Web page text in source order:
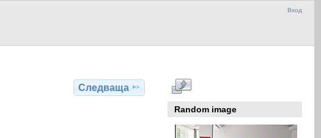
Вход
Следваща
Random image